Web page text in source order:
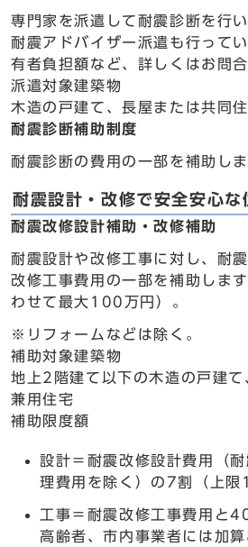
専門家を派遣して耐震診断を行
耐震アドバイザー派遣も行って
有者負担額など、詳しくはお問
派遣対象建築物
木造の戸建て、長屋または共同
耐震診断補助制度
耐震診断の費用の一部を補助しま
耐震設計・改修で安全安心な
耐震改修設計補助・改修補助
耐震設計や改修工事に対し、耐
改修工事費用の一部を補助しま
わせて最大100万円）。
※リフォームなどは除く。
補助対象建築物
地上2階建て以下の木造の戸建て
兼用住宅
補助限度額
設計＝耐震改修設計費用（
理費用を除く）の7割（上限
工事＝耐震改修工事費用と
高齢者、市内事業者には加